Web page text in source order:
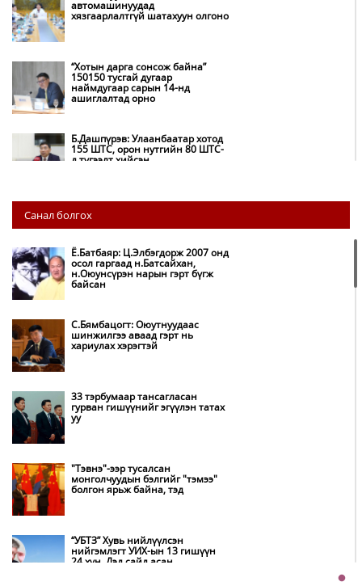
автомашинуудад
хязгаарлалтгүй шатахуун олгоно
“Хотын дарга сонсож байна”
150150 тусгай дугаар
наймдугаар сарын 14-нд
ашиглалтад орно
Б.Дашпүрэв: Улаанбаатар хотод
155 ШТС, орон нутгийн 80 ШТС-
д түгээлт хийсэн
НИТХ: Багануур ХК-ийг түшиглэн
нүүрс-пиролизийн үйлдвэр
байгуулж, ирэх оноос хагас кокс
Амаргүй цаг үеийг ирэх
НИТХ-ын төлөөлөгчид COP17
Монгол Улс “COP17”-д “Тал
Нөөцийн махны худалдаа,
Санал болгох
Ё.Батбаяр: Ц.Элбэгдорж 2007 онд
осол гаргаад н.Батсайхан,
н.Оюунсүрэн нарын гэрт бүгж
байсан
С.Бямбацогт: Оюутнуудаас
шинжилгээ аваад гэрт нь
хариулах хэрэгтэй
33 тэрбумаар тансагласан
гурван гишүүнийг эгүүлэн татах
уу
"Тэвнэ"-ээр тусалсан
монголчуудын бэлгийг "тэмээ"
болгон ярьж байна, тэд
“УБТЗ” Хувь нийлүүлсэн
нийгэмлэгт УИХ-ын 13 гишүүн
24 хүн, Дэд сайд асан